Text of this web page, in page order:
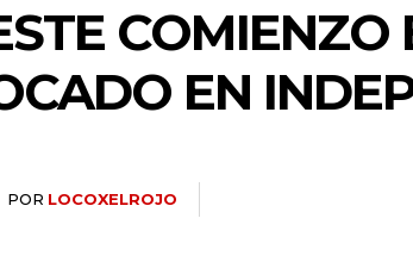
EN
POR LOCOXELROJO